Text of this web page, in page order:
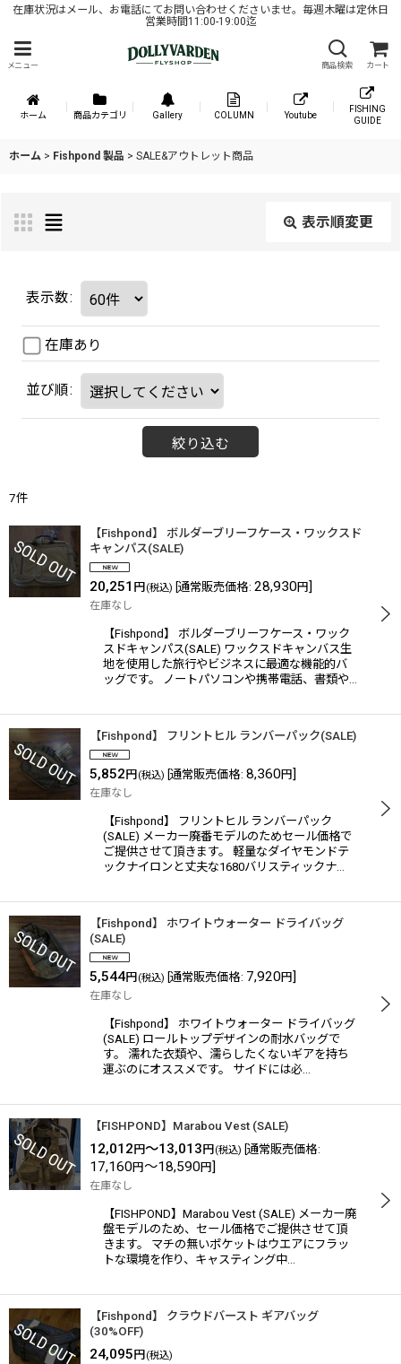
在庫状況はメール、お電話にてお問い合わせくださいませ。毎週木曜は定休日
営業時間11:00-19:00迄
メニュー 商品検索 カート
ホーム 商品カテゴリ Gallery COLUMN Youtube
FISHING
GUIDE
ホーム > Fishpond 製品 > SALE&アウトレット商品
表示順変更
表示数:
在庫あり
並び順:
絞り込む
7件
【Fishpond】 ボルダーブリーフケース・ワックスド
キャンパス(SALE)
20,251 円 (税込) 通常販売価格: 28,930円]
在庫なし
【Fishpond】 ボルダーブリーフケース・ワック
スドキャンパス(SALE) ワックスドキャンバス生
地を使用した旅行やビジネスに最適な機能的バ
ッグです。 ノートパソコンや携帯電話、書類や…
【Fishpond】 フリントヒル ランバーパック(SALE)
5,852 円 (税込) 通常販売価格: 8,360円]
在庫なし
【Fishpond】 フリントヒル ランバーパック
(SALE) メーカー廃番モデルのためセール価格で
ご提供させて頂きます。 軽量なダイヤモンドテ
ックナイロンと丈夫な1680バリスティックナ…
【Fishpond】 ホワイトウォーター ドライバッグ
(SALE)
5,544円 (税込) 通常販売価格: 7,920円]
在庫なし
【Fishpond】 ホワイトウォーター ドライバッグ
(SALE) ロールトップデザインの耐水バッグで
す。 濡れた衣類や、濡らしたくないギアを持ち
運ぶのにオススメです。 サイドには必…
【FISHPOND】Marabou Vest (SALE)
12,012 円～13,013 円 (税込) 通常販売価格:
17,160円～18,590円]
在庫なし
【FISHPOND】Marabou Vest (SALE) メーカー廃
盤モデルのため、セール価格でご提供させて頂
きます。 マチの無いポケットはウエアにフラッ
トな環境を作り、キャスティング中…
【Fishpond】 クラウドバースト ギアバッグ
(30%OFF)
24,095 円 (税込)